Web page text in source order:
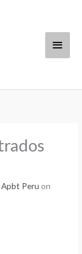
Apbt Peru on